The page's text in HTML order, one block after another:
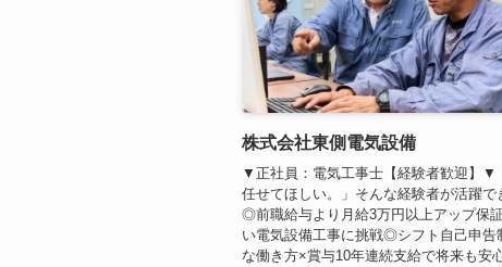
株式会社東側電気設備
▼正社員：電気工事士【経験者歓迎】▼
任せてほしい。」そんな経験者が活躍で
◎前職給与より月給3万円以上アップ保
い電気設備工事に挑戦◎シフト自己申告
な働き方×賞与10年連続支給で将来も安